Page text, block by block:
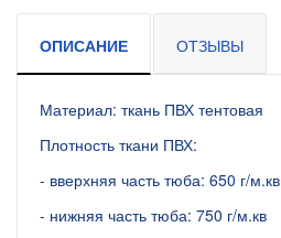
ОПИСАНИЕ ОТЗЫВЫ
Материал: ткань ПВХ тентовая
Плотность ткани ПВХ:
- вверхняя часть тюба: 650 г/м.кв
- нижняя часть тюба: 750 г/м.кв